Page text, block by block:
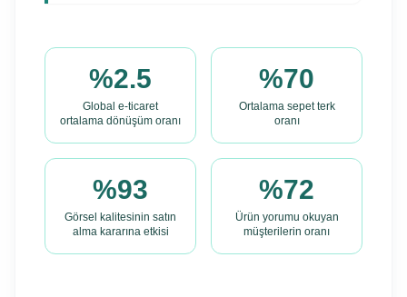
%2.5
Global e-ticaret
ortalama dönüşüm oranı
%70
Ortalama sepet terk
oranı
%93
Görsel kalitesinin satın
alma kararına etkisi
%72
Ürün yorumu okuyan
müşterilerin oranı